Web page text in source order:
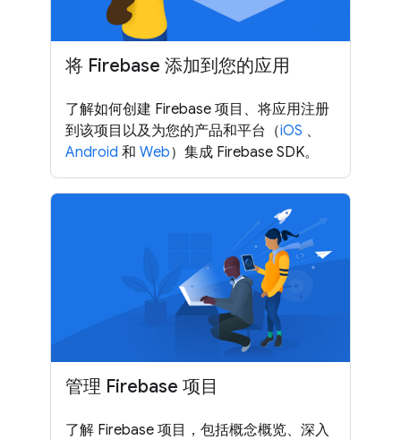
将 Firebase 添加到您的应用
了解如何创建 Firebase 项目、将应用注册
到该项目以及为您的产品和平台（iOS 、
Android 和 Web）集成 Firebase SDK。
管理 Firebase 项目
了解 Firebase 项目，包括概念概览、深入